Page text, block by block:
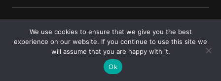
Copyright © 2017-2025Lugojeanul.ro· Toate drepturile
rezervate · Dezvoltat dePower Media FX
We use cookies to ensure that we give you the best
experience on our website. If you continue to use this site we
will assume that you are happy with it.
Ok